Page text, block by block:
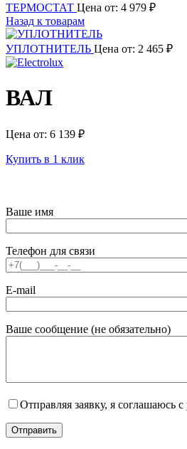
ТЕРМОСТАТ Цена от: 4 979 ₽
Назад к товарам
УПЛОТНИТЕЛЬ Цена от: 2 465 ₽
ВАЛ
Цена от: 6 139 ₽
Купить в 1 клик
Ваше имя
Телефон для связи
E-mail
Ваше сообщение (не обязательно)
Отправляя заявку, я соглашаюсь